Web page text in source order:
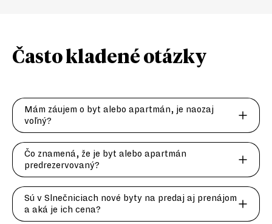
Často kladenéotázky
Mám záujem o byt alebo apartmán, je naozaj
voľný?
Čo znamená, že je byt alebo apartmán
predrezervovaný?
Sú v Slnečniciach nové byty na predaj aj prenájom
a aká je ich cena?